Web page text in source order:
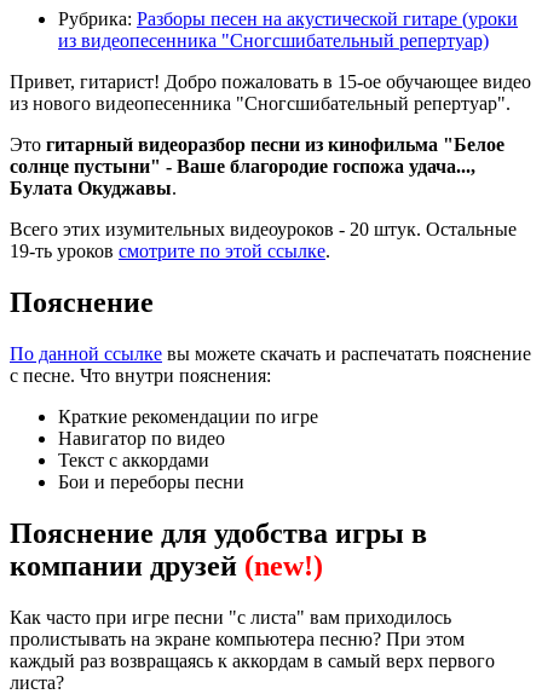
Рубрика: Разборы песен на акустической гитаре (уроки
из видеопесенника "Сногсшибательный репертуар)
Привет, гитарист! Добро пожаловать в 15-ое обучающее видео
из нового видеопесенника "Сногсшибательный репертуар".
Это гитарный видеоразбор песни из кинофильма "Белое
солнце пустыни" - Ваше благородие госпожа удача...,
Булата Окуджавы.
Всего этих изумительных видеоуроков - 20 штук. Остальные
19-ть уроков смотрите по этой ссылке.
Пояснение
По данной ссылке вы можете скачать и распечатать пояснение
с песне. Что внутри пояснения:
Краткие рекомендации по игре
Навигатор по видео
Текст с аккордами
Бои и переборы песни
Пояснение для удобства игры в
компании друзей (new!)
Как часто при игре песни "с листа" вам приходилось
пролистывать на экране компьютера песню? При этом
каждый раз возвращаясь к аккордам в самый верх первого
листа?